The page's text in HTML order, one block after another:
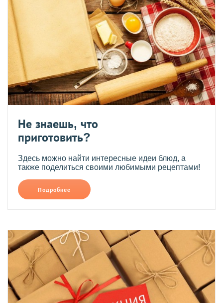
Не знаешь, что
приготовить?
Здесь можно найти интересные идеи блюд, а
также поделиться своими любимыми рецептами!
Подробнее